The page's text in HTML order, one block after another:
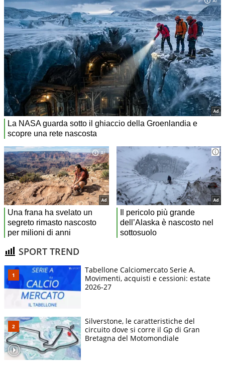
SPORT TREND
Tabellone Calciomercato Serie A.
Movimenti, acquisti e cessioni: estate
2026-27
Silverstone, le caratteristiche del
circuito dove si corre il Gp di Gran
Bretagna del Motomondiale